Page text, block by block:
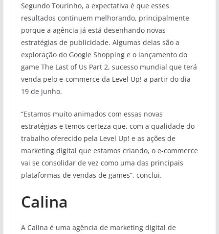
Segundo Tourinho, a expectativa é que esses
resultados continuem melhorando, principalmente
porque a agência já está desenhando novas
estratégias de publicidade. Algumas delas são a
exploração do Google Shopping e o lançamento do
game The Last of Us Part 2, sucesso mundial que terá
venda pelo e-commerce da Level Up! a partir do dia
19 de junho.
“Estamos muito animados com essas novas
estratégias e temos certeza que, com a qualidade do
trabalho oferecido pela Level Up! e as ações de
marketing digital que estamos criando, o e-commerce
vai se consolidar de vez como uma das principais
plataformas de vendas de games”, conclui.
Calina
A Calina é uma agência de marketing digital de